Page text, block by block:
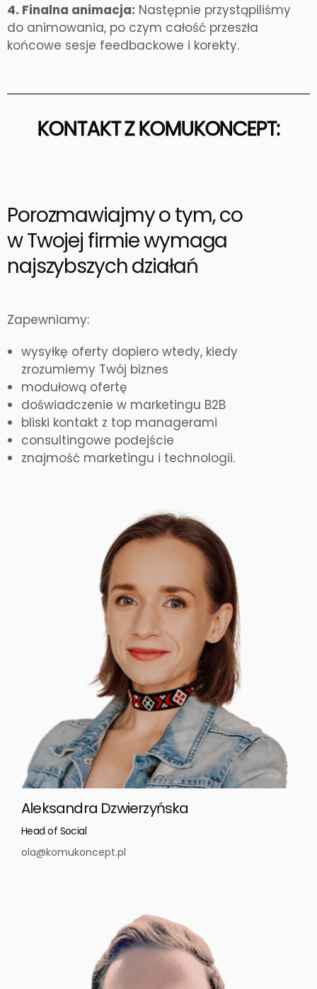
4. Finalna animacja: Następnie przystąpiliśmy
do animowania, po czym całość przeszła
końcowe sesje feedbackowe i korekty.
KONTAKT Z KOMUKONCEPT:
Porozmawiajmy o tym, co
w Twojej firmie wymaga
najszybszych działań
Zapewniamy:
wysyłkę oferty dopiero wtedy, kiedy
zrozumiemy Twój biznes
modułową ofertę
doświadczenie w marketingu B2B
bliski kontakt z top managerami
consultingowe podejście
znajmość marketingu i technologii.
Aleksandra Dzwierzyńska
Head of Social
ola@komukoncept.pl